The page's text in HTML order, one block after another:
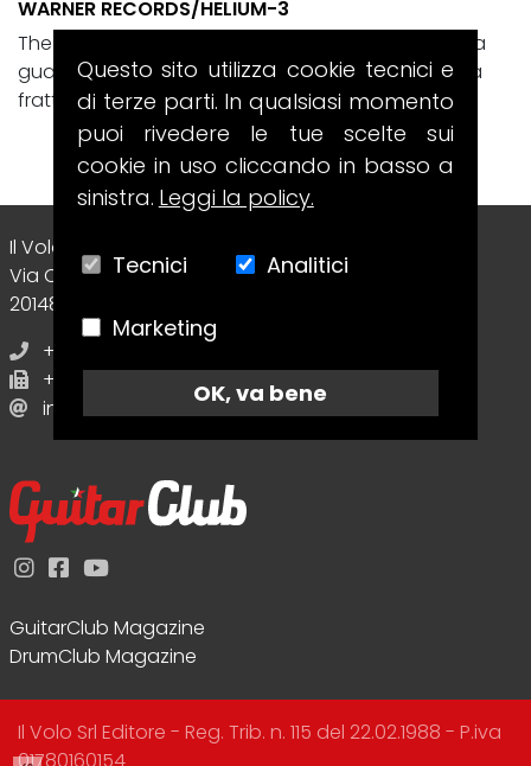
WARNER RECORDS/HELIUM-3
The Wow! Signal è il disco con cui i Muse tornano a
guardare il cosmo, ma lo fanno passando da una
frattura intima e totalmente...
Il Volo Srl Editore
Via Collecchio, 8
20148 - Milano (MI) - Italy
+39 02.70638412
+39 02.70638412
info@guitarclubmagazine.com
GuitarClub Magazine
DrumClub Magazine
Il Volo Srl Editore - Reg. Trib. n. 115 del 22.02.1988 - P.iva
01780160154
Questo sito utilizza cookie tecnici e
di terze parti. In qualsiasi momento
puoi rivedere le tue scelte sui
cookie in uso cliccando in basso a
sinistra. Leggi la policy.
Tecnici Analitici
Marketing
OK, va bene